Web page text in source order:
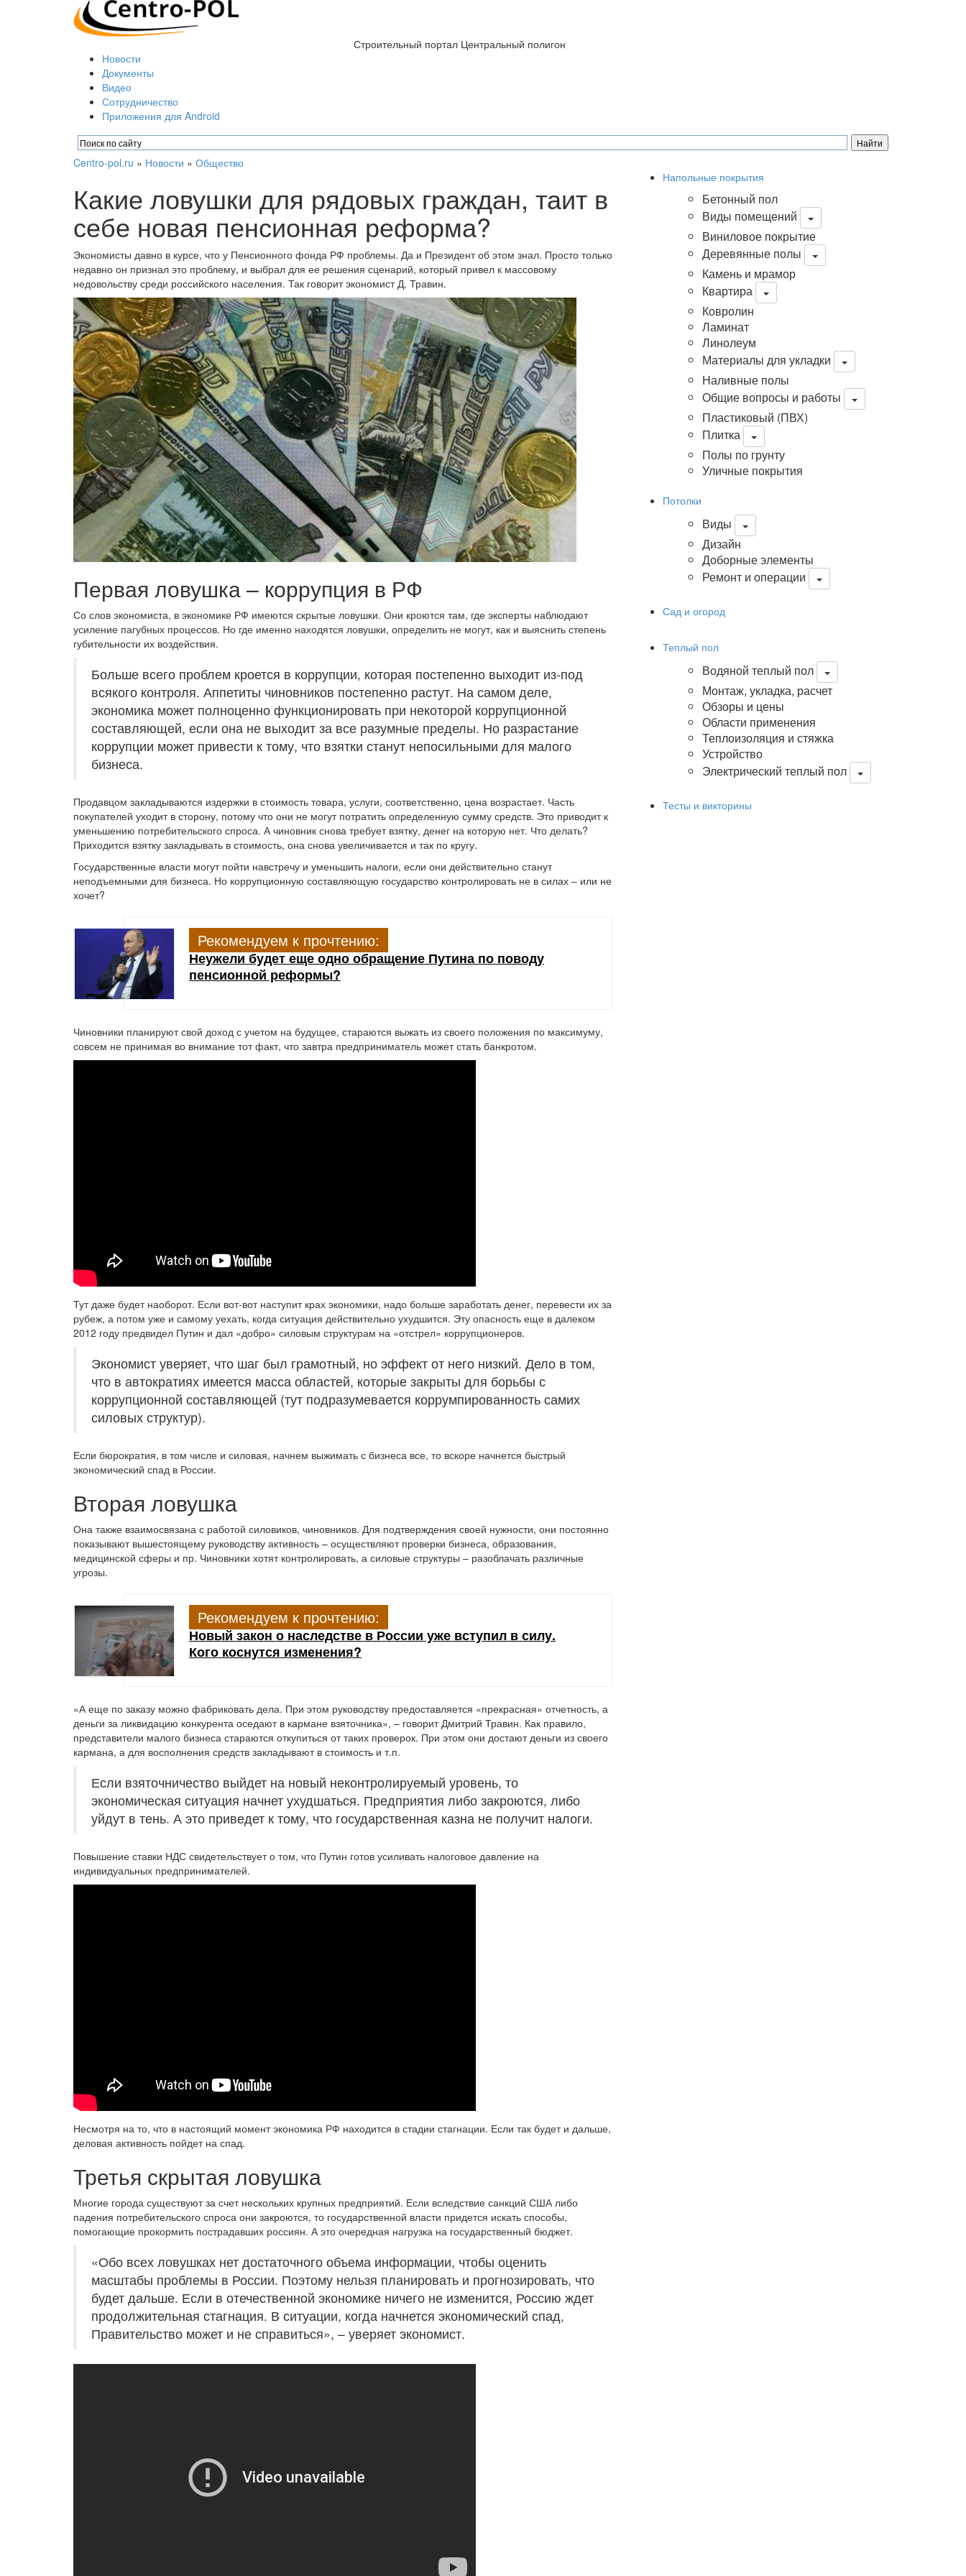
Строительный портал Центральный полигон
Новости
Документы
Видео
Сотрудничество
Приложения для Android
Centro-pol.ru » Новости » Общество
Какие ловушки для рядовых граждан, таит в
себе новая пенсионная реформа?
Экономисты давно в курсе, что у Пенсионного фонда РФ проблемы. Да и Президент об этом знал. Просто только
недавно он признал это проблему, и выбрал для ее решения сценарий, который привел к массовому
недовольству среди российского населения. Так говорит экономист Д. Травин.
Первая ловушка – коррупция в РФ
Со слов экономиста, в экономике РФ имеются скрытые ловушки. Они кроются там, где эксперты наблюдают
усиление пагубных процессов. Но где именно находятся ловушки, определить не могут, как и выяснить степень
губительности их воздействия.
Больше всего проблем кроется в коррупции, которая постепенно выходит из-под
всякого контроля. Аппетиты чиновников постепенно растут. На самом деле,
экономика может полноценно функционировать при некоторой коррупционной
составляющей, если она не выходит за все разумные пределы. Но разрастание
коррупции может привести к тому, что взятки станут непосильными для малого
бизнеса.
Продавцом закладываются издержки в стоимость товара, услуги, соответственно, цена возрастает. Часть
покупателей уходит в сторону, потому что они не могут потратить определенную сумму средств. Это приводит к
уменьшению потребительского спроса. А чиновник снова требует взятку, денег на которую нет. Что делать?
Приходится взятку закладывать в стоимость, она снова увеличивается и так по кругу.
Государственные власти могут пойти навстречу и уменьшить налоги, если они действительно станут
неподъемными для бизнеса. Но коррупционную составляющую государство контролировать не в силах – или не
хочет?
Рекомендуем к прочтению:
Неужели будет еще одно обращение Путина по поводу
пенсионной реформы?
Чиновники планируют свой доход с учетом на будущее, стараются выжать из своего положения по максимуму,
совсем не принимая во внимание тот факт, что завтра предприниматель может стать банкротом.
Тут даже будет наоборот. Если вот-вот наступит крах экономики, надо больше заработать денег, перевести их за
рубеж, а потом уже и самому уехать, когда ситуация действительно ухудшится. Эту опасность еще в далеком
2012 году предвидел Путин и дал «добро» силовым структурам на «отстрел» коррупционеров.
Экономист уверяет, что шаг был грамотный, но эффект от него низкий. Дело в том,
что в автократиях имеется масса областей, которые закрыты для борьбы с
коррупционной составляющей (тут подразумевается коррумпированность самих
силовых структур).
Если бюрократия, в том числе и силовая, начнем выжимать с бизнеса все, то вскоре начнется быстрый
экономический спад в России.
Вторая ловушка
Она также взаимосвязана с работой силовиков, чиновников. Для подтверждения своей нужности, они постоянно
показывают вышестоящему руководству активность – осуществляют проверки бизнеса, образования,
медицинской сферы и пр. Чиновники хотят контролировать, а силовые структуры – разоблачать различные
угрозы.
Рекомендуем к прочтению:
Новый закон о наследстве в России уже вступил в силу.
Кого коснутся изменения?
«А еще по заказу можно фабриковать дела. При этом руководству предоставляется «прекрасная» отчетность, а
деньги за ликвидацию конкурента оседают в кармане взяточника», – говорит Дмитрий Травин. Как правило,
представители малого бизнеса стараются откупиться от таких проверок. При этом они достают деньги из своего
кармана, а для восполнения средств закладывают в стоимость и т.п.
Если взяточничество выйдет на новый неконтролируемый уровень, то
экономическая ситуация начнет ухудшаться. Предприятия либо закроются, либо
уйдут в тень. А это приведет к тому, что государственная казна не получит налоги.
Повышение ставки НДС свидетельствует о том, что Путин готов усиливать налоговое давление на
индивидуальных предпринимателей.
Несмотря на то, что в настоящий момент экономика РФ находится в стадии стагнации. Если так будет и дальше,
деловая активность пойдет на спад.
Третья скрытая ловушка
Многие города существуют за счет нескольких крупных предприятий. Если вследствие санкций США либо
падения потребительского спроса они закроются, то государственной власти придется искать способы,
помогающие прокормить пострадавших россиян. А это очередная нагрузка на государственный бюджет.
«Обо всех ловушках нет достаточного объема информации, чтобы оценить
масштабы проблемы в России. Поэтому нельзя планировать и прогнозировать, что
будет дальше. Если в отечественной экономике ничего не изменится, Россию ждет
продолжительная стагнация. В ситуации, когда начнется экономический спад,
Правительство может и не справиться», – уверяет экономист.
Напольные покрытия
Бетонный пол
Виды помещений
Виниловое покрытие
Деревянные полы
Камень и мрамор
Квартира
Ковролин
Ламинат
Линолеум
Материалы для укладки
Наливные полы
Общие вопросы и работы
Пластиковый (ПВХ)
Плитка
Полы по грунту
Уличные покрытия
Потолки
Виды
Дизайн
Доборные элементы
Ремонт и операции
Сад и огород
Теплый пол
Водяной теплый пол
Монтаж, укладка, расчет
Обзоры и цены
Области применения
Теплоизоляция и стяжка
Устройство
Электрический теплый пол
Тесты и викторины